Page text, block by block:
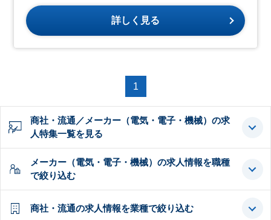
詳しく見る
1
商社・流通／メーカー（電気・電子・機械）の求
人特集一覧を見る
メーカー（電気・電子・機械）の求人情報を職種
で絞り込む
商社・流通の求人情報を業種で絞り込む